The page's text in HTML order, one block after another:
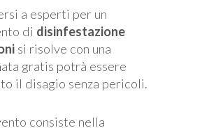
a esperti per un
di disinfestazione
si risolve con una
gratis potrà essere
il disagio senza pericoli.
consiste nella